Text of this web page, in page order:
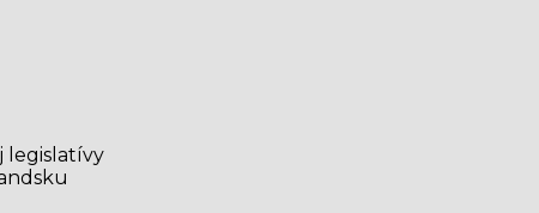
legislatívy